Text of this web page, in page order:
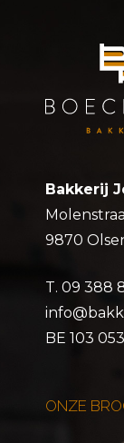
Bakkerij
9870
T. 09 388
BE 103
ONZE